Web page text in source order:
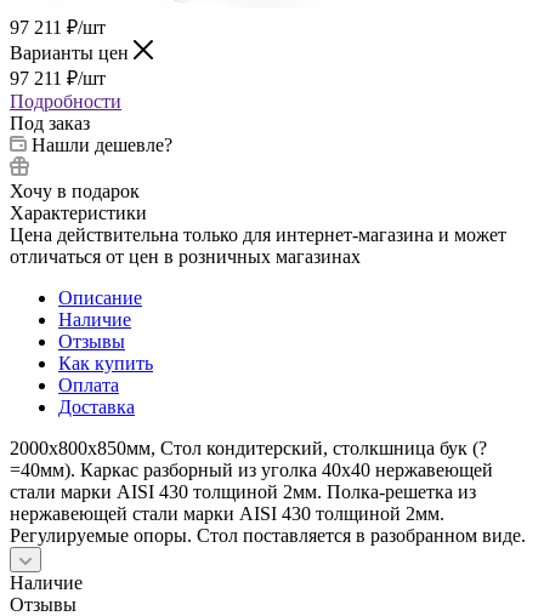
97 211 ₽/шт
Варианты цен
97 211 ₽/шт
Подробности
Под заказ
Нашли дешевле?
Хочу в подарок
Характеристики
Цена действительна только для интернет-магазина и может
отличаться от цен в розничных магазинах
Описание
Наличие
Отзывы
Как купить
Оплата
Доставка
2000х800х850мм, Стол кондитерский, столкшница бук (?
=40мм). Каркас разборный из уголка 40х40 нержавеющей
стали марки AISI 430 толщиной 2мм. Полка-решетка из
нержавеющей стали марки AISI 430 толщиной 2мм.
Регулируемые опоры. Стол поставляется в разобранном виде.
Наличие
Отзывы